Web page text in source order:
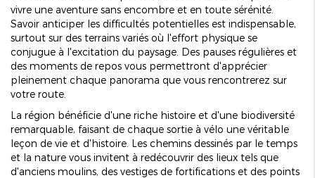
vivre une aventure sans encombre et en toute sérénité.
Savoir anticiper les difficultés potentielles est indispensable,
surtout sur des terrains variés où l'effort physique se
conjugue à l'excitation du paysage. Des pauses régulières et
des moments de repos vous permettront d'apprécier
pleinement chaque panorama que vous rencontrerez sur
votre route.
La région bénéficie d'une riche histoire et d'une biodiversité
remarquable, faisant de chaque sortie à vélo une véritable
leçon de vie et d'histoire. Les chemins dessinés par le temps
et la nature vous invitent à redécouvrir des lieux tels que
d'anciens moulins, des vestiges de fortifications et des points